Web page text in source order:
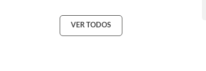
VER TODOS